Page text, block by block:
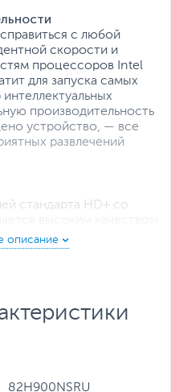
Windows 11 Home (x64) SL
с любой
скорости и
процессоров Intel
для запуска самых
производительность
устройство, — все
развлечений
стандарта HD+ со
уровня -
просмотра
самых высоких
82H900NSRU